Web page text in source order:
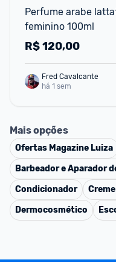
Perfume arabe
feminino 100ml
R$120,00
Fred Cavalcante
há 1 sem
Mais opções
Ofertas Magazine Luiza
Barbeador e Aparador
Condicionador
Dermocosmético